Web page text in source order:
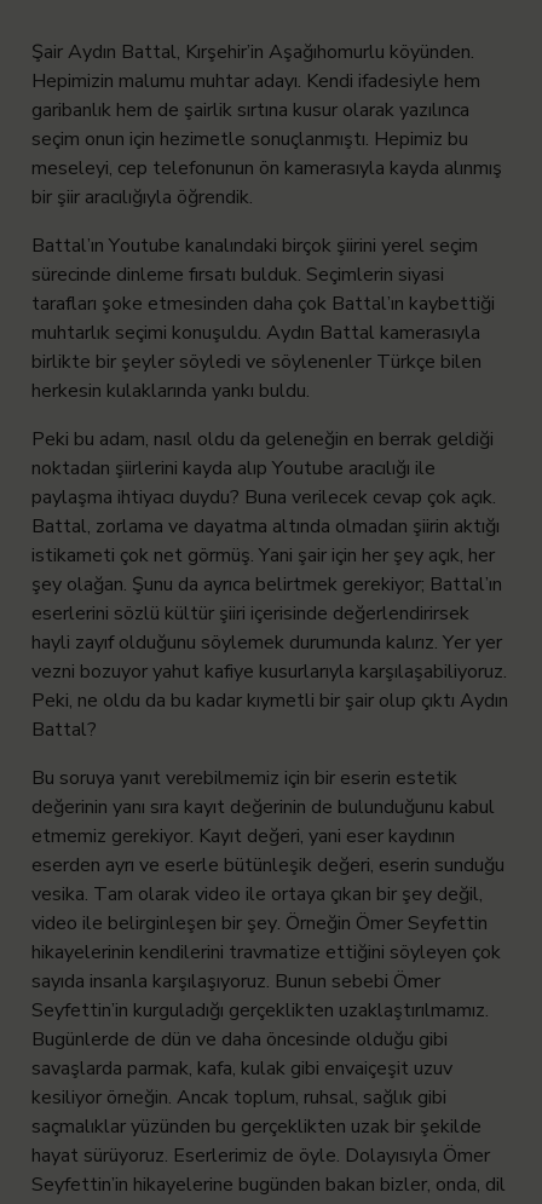
Şair Aydın Battal, Kırşehir’in Aşağıhomurlu köyünden.
Hepimizin malumu muhtar adayı. Kendi ifadesiyle hem
garibanlık hem de şairlik sırtına kusur olarak yazılınca
seçim onun için hezimetle sonuçlanmıştı. Hepimiz bu
meseleyi, cep telefonunun ön kamerasıyla kayda alınmış
bir şiir aracılığıyla öğrendik.
Battal’ın Youtube kanalındaki birçok şiirini yerel seçim
sürecinde dinleme fırsatı bulduk. Seçimlerin siyasi
tarafları şoke etmesinden daha çok Battal’ın kaybettiği
muhtarlık seçimi konuşuldu. Aydın Battal kamerasıyla
birlikte bir şeyler söyledi ve söylenenler Türkçe bilen
herkesin kulaklarında yankı buldu.
Peki bu adam, nasıl oldu da geleneğin en berrak geldiği
noktadan şiirlerini kayda alıp Youtube aracılığı ile
paylaşma ihtiyacı duydu? Buna verilecek cevap çok açık.
Battal, zorlama ve dayatma altında olmadan şiirin aktığı
istikameti çok net görmüş. Yani şair için her şey açık, her
şey olağan. Şunu da ayrıca belirtmek gerekiyor; Battal’ın
eserlerini sözlü kültür şiiri içerisinde değerlendirirsek
hayli zayıf olduğunu söylemek durumunda kalırız. Yer yer
vezni bozuyor yahut kafiye kusurlarıyla karşılaşabiliyoruz.
Peki, ne oldu da bu kadar kıymetli bir şair olup çıktı Aydın
Battal?
Bu soruya yanıt verebilmemiz için bir eserin estetik
değerinin yanı sıra kayıt değerinin de bulunduğunu kabul
etmemiz gerekiyor. Kayıt değeri, yani eser kaydının
eserden ayrı ve eserle bütünleşik değeri, eserin sunduğu
vesika. Tam olarak video ile ortaya çıkan bir şey değil,
video ile belirginleşen bir şey. Örneğin Ömer Seyfettin
hikayelerinin kendilerini travmatize ettiğini söyleyen çok
sayıda insanla karşılaşıyoruz. Bunun sebebi Ömer
Seyfettin’in kurguladığı gerçeklikten uzaklaştırılmamız.
Bugünlerde de dün ve daha öncesinde olduğu gibi
savaşlarda parmak, kafa, kulak gibi envaiçeşit uzuv
kesiliyor örneğin. Ancak toplum, ruhsal, sağlık gibi
saçmalıklar yüzünden bu gerçeklikten uzak bir şekilde
hayat sürüyoruz. Eserlerimiz de öyle. Dolayısıyla Ömer
Seyfettin’in hikayelerine bugünden bakan bizler, onda, dil